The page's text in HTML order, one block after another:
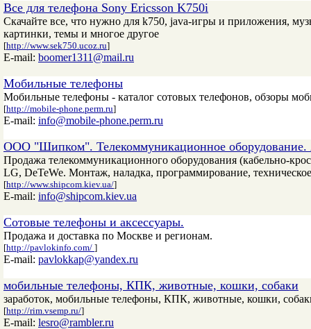
Все для телефона Sony Ericsson K750i
Скачайте все, что нужно для k750, java-игры и приложения,
картинки, темы и многое другое
[http://www.sek750.ucoz.ru]
E-mail: boomer1311@mail.ru
Мобильные телефоны
Мобильные телефоны - каталог сотовых телефонов, обзоры
[http://mobile-phone.perm.ru]
E-mail: info@mobile-phone.perm.ru
ООО "Шипком". Телекоммуникационное
Продажа телекоммуникационного оборудования (кабельно-
LG, DeTeWe. Монтаж, наладка, программирование,
[http://www.shipcom.kiev.ua/]
E-mail: info@shipcom.kiev.ua
Сотовые телефоны и аксессуары.
Продажа и доставка по Москве и регионам.
[http://pavlokinfo.com/ ]
E-mail: pavlokkap@yandex.ru
мобильные телефоны, КПК, животные, кошки, собаки
заработок, мобильные телефоны, КПК, животные, кошки,
[http://rim.vsemp.ru/]
E-mail: lesro@rambler.ru